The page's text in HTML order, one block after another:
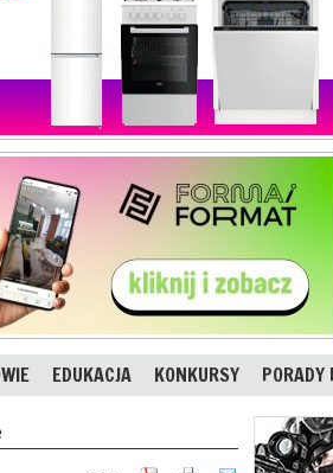
EDUKACJA KONKURSY PORADY